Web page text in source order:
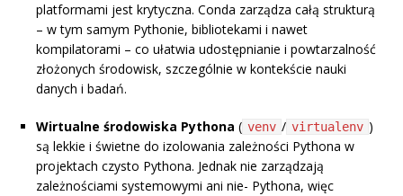
platformami jest krytyczna. Conda zarządza całą strukturą
– w tym samym Pythonie, bibliotekami i nawet
kompilatorami – co ułatwia udostępnianie i powtarzalność
złożonych środowisk, szczególnie w kontekście nauki
danych i badań.
Wirtualne środowiska Pythona ( venv / virtualenv )
są lekkie i świetne do izolowania zależności Pythona w
projektach czysto Pythona. Jednak nie zarządzają
zależnościami systemowymi ani nie- Pythona, więc